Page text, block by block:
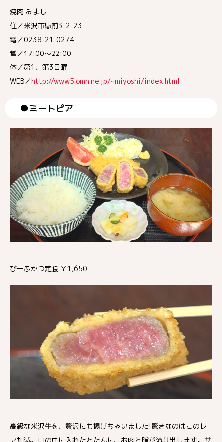
焼肉 みよし
住／米沢市駅前3-2-23
電／0238-21-0274
営／17:00～22:00
休／第1、第3日曜
WEB／http://www5.omn.ne.jp/~miyoshi/index.html
●ミートピア
びーふかつ定食 ￥1,650
高級な米沢牛を、贅沢にも揚げちゃいました!驚きなのはこのレ
ア加減。口の中に入れたとたんに、お肉と脂が溶け出します。サ